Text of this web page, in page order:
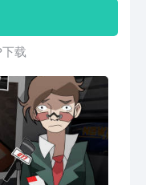
下了多重的罪行，
那么，各位，请开始
Master游戏特
推理群像剧■ 100
犯■ 超过25个可交
的画风■ 在Steam
■ 独立开发者个人
载